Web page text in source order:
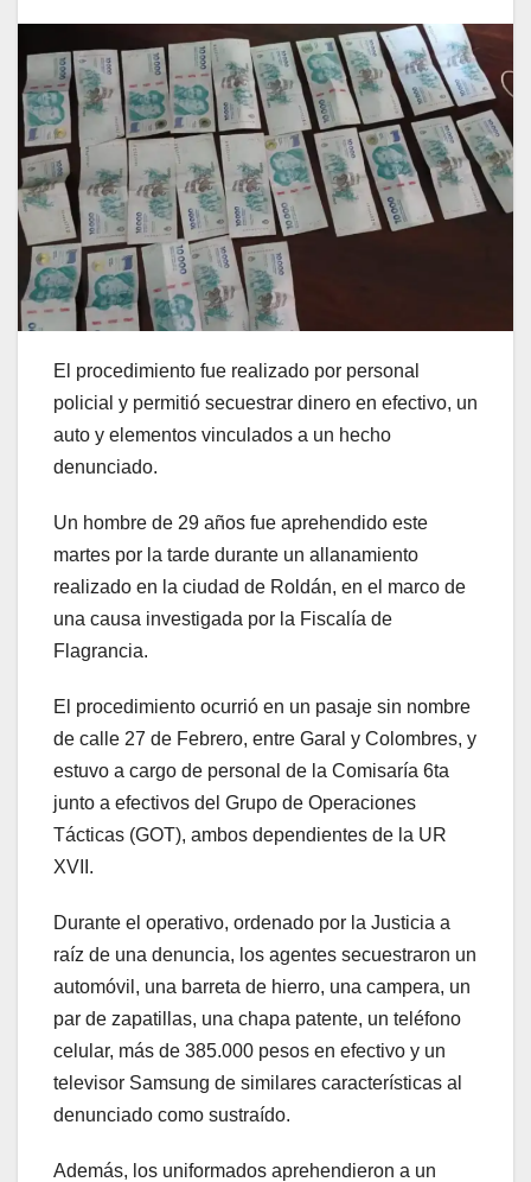
El procedimiento fue realizado por personal
policial y permitió secuestrar dinero en efectivo, un
auto y elementos vinculados a un hecho
denunciado.
Un hombre de 29 años fue aprehendido este
martes por la tarde durante un allanamiento
realizado en la ciudad de Roldán, en el marco de
una causa investigada por la Fiscalía de
Flagrancia.
El procedimiento ocurrió en un pasaje sin nombre
de calle 27 de Febrero, entre Garal y Colombres, y
estuvo a cargo de personal de la Comisaría 6ta
junto a efectivos del Grupo de Operaciones
Tácticas (GOT), ambos dependientes de la UR
XVII.
Durante el operativo, ordenado por la Justicia a
raíz de una denuncia, los agentes secuestraron un
automóvil, una barreta de hierro, una campera, un
par de zapatillas, una chapa patente, un teléfono
celular, más de 385.000 pesos en efectivo y un
televisor Samsung de similares características al
denunciado como sustraído.
Además, los uniformados aprehendieron a un